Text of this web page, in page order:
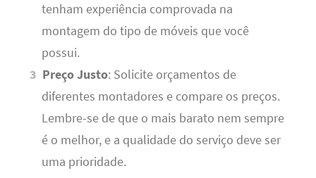
tenham experiência comprovada na
montagem do tipo de móveis que você
possui.
Preço Justo: Solicite orçamentos de
diferentes montadores e compare os preços.
Lembre-se de que o mais barato nem sempre
é o melhor, e a qualidade do serviço deve ser
uma prioridade.